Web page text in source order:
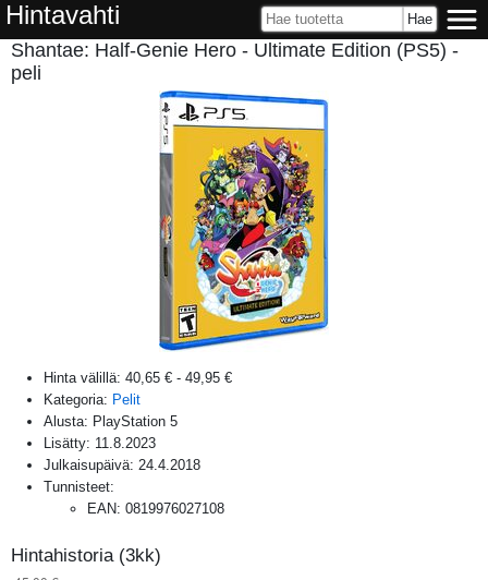
Hintavahti
Shantae: Half-Genie Hero - Ultimate Edition (PS5) -
peli
Hinta välillä: 40,65 € - 49,95 €
Kategoria: Pelit
Alusta: PlayStation 5
Lisätty: 11.8.2023
Julkaisupäivä: 24.4.2018
Tunnisteet:
EAN: 0819976027108
Hintahistoria (3kk)